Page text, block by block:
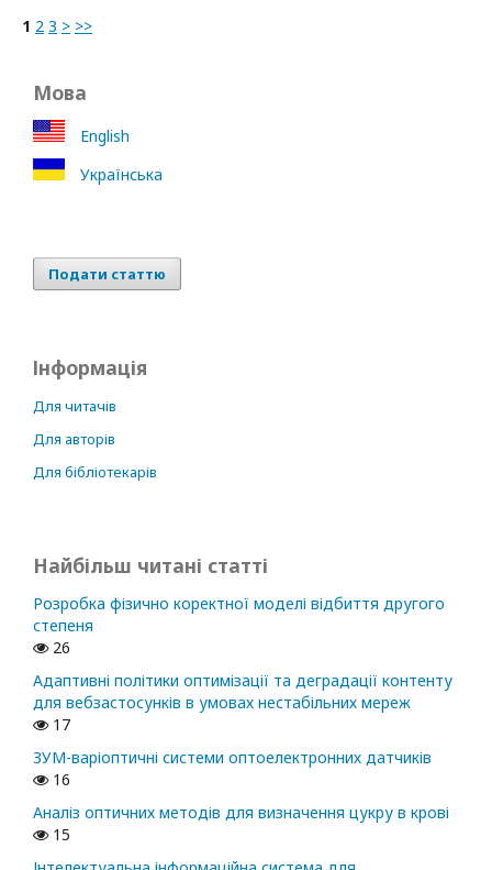
1 2 3 > >>
Мова
English
Українська
Подати статтю
Інформація
Для читачів
Для авторів
Для бібліотекарів
Найбільш читані статті
Розробка фізично коректної моделі відбиття другого
степеня
26
Адаптивні політики оптимізації та деградації контенту
для вебзастосунків в умовах нестабільних мереж
17
ЗУМ-варіоптичні системи оптоелектронних датчиків
16
Аналіз оптичних методів для визначення цукру в крові
15